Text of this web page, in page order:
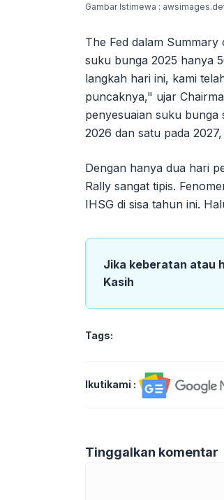
Gambar Istimewa :
The Fed dalam
suku bunga 2025 hanya
langkah hari ini, kami
puncaknya," ujar
penyesuaian suku bunga
2026 dan satu pada
Dengan hanya dua hari
Rally sangat tipis.
IHSG di sisa tahun ini.
Jika keberatan atau
Kasih
Tags:
Ikutikami :
Tinggalkan komentar